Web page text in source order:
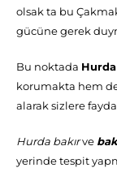
olsak ta bu
gücüne gerek
Bu noktada Hurda
korumakta hem
alarak sizlere
Hurda bakırve
yerinde tespit